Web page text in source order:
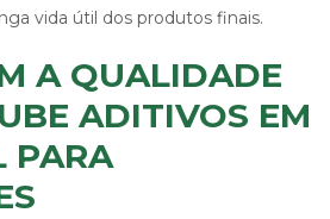
vida útil dos produtos finais.
A QUALIDADE
ADITIVOS EM
PARA